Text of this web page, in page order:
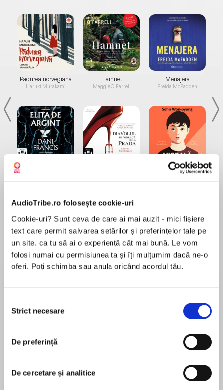
AudioTribe.ro folosește cookie-uri
Cookie-uri? Sunt ceva de care ai mai auzit - mici fișiere
text care permit salvarea setărilor și preferințelor tale pe
un site, ca tu să ai o experiență cât mai bună. Le vom
folosi numai cu permisiunea ta și îți mulțumim dacă ne-o
oferi. Poți schimba sau anula oricând acordul tău.
consimțământului
Strict necesare
De preferință
De cercetare și analitice
Pădurea norvegiană
Haruki Murakami
Elita de Argint (Elita
Hamnet
Maggie O'Farrell
Menajera
Freida McFadden
Migdală
Desprecarte
Globally bestsellingDivergentauthor Veronica
Roth delivers a breathtaking fantasy featuring
#1New York Timesbestseller *Wall Street
IndieBound bestseller
MAI MULT
pentru această carte
Veronica Roth